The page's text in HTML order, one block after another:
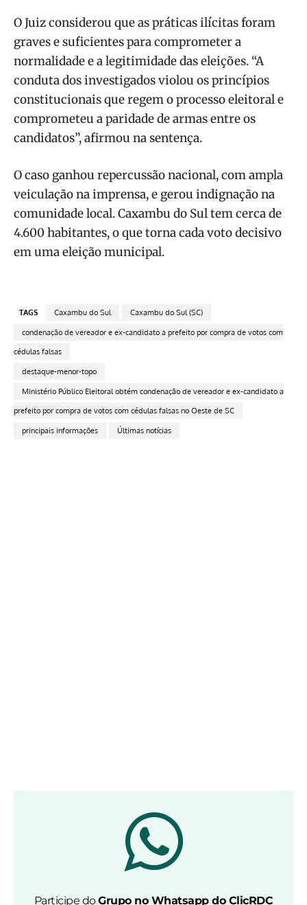
O Juiz considerou que as práticas ilícitas foram
graves e suficientes para comprometer a
normalidade e a legitimidade das eleições. “A
conduta dos investigados violou os princípios
constitucionais que regem o processo eleitoral e
comprometeu a paridade de armas entre os
candidatos”, afirmou na sentença.
O caso ganhou repercussão nacional, com ampla
veiculação na imprensa, e gerou indignação na
comunidade local. Caxambu do Sul tem cerca de
4.600 habitantes, o que torna cada voto decisivo
em uma eleição municipal.
TAGS Caxambu do Sul Caxambu do Sul (SC)
condenação de vereador e ex-candidato a prefeito por compra de votos com
cédulas falsas
destaque-menor-topo
Ministério Público Eleitoral obtém condenação de vereador e ex-candidato a
prefeito por compra de votos com cédulas falsas no Oeste de SC
principais informações Últimas notícias
Participe doGrupo no Whatsapp do ClicRDC